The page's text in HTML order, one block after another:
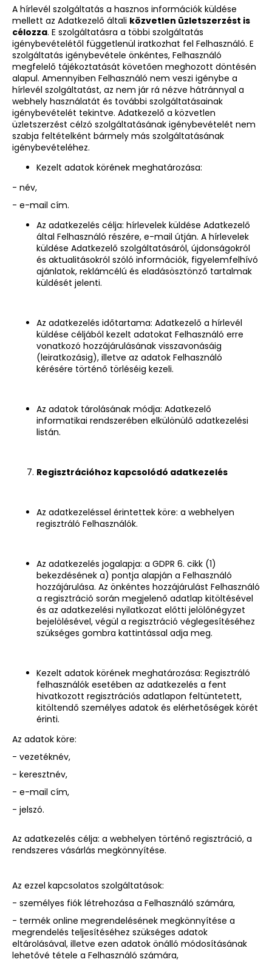
A hírlevél szolgáltatás a hasznos információk küldése
mellett az Adatkezelő általi közvetlen üzletszerzést is
célozza. E szolgáltatásra a többi szolgáltatás
igénybevételétől függetlenül iratkozhat fel Felhasználó. E
szolgáltatás igénybevétele önkéntes, Felhasználó
megfelelő tájékoztatását követően meghozott döntésén
alapul. Amennyiben Felhasználó nem veszi igénybe a
hírlevél szolgáltatást, az nem jár rá nézve hátránnyal a
webhely használatát és további szolgáltatásainak
igénybevételét tekintve. Adatkezelő a közvetlen
üzletszerzést célzó szolgáltatásának igénybevételét nem
szabja feltételként bármely más szolgáltatásának
igénybevételéhez.
Kezelt adatok körének meghatározása:
- név,
- e-mail cím.
Az adatkezelés célja: hírlevelek küldése Adatkezelő
által Felhasználó részére, e-mail útján. A hírlevelek
küldése Adatkezelő szolgáltatásáról, újdonságokról
és aktualitásokról szóló információk, figyelemfelhívó
ajánlatok, reklámcélú és eladásösztönző tartalmak
küldését jelenti.
Az adatkezelés időtartama: Adatkezelő a hírlevél
küldése céljából kezelt adatokat Felhasználó erre
vonatkozó hozzájárulásának visszavonásáig
(leiratkozásig), illetve az adatok Felhasználó
kérésére történő törléséig kezeli.
Az adatok tárolásának módja: Adatkezelő
informatikai rendszerében elkülönülő adatkezelési
listán.
Regisztrációhoz kapcsolódó adatkezelés
Az adatkezeléssel érintettek köre: a webhelyen
regisztráló Felhasználók.
Az adatkezelés jogalapja: a GDPR 6. cikk (1)
bekezdésének a) pontja alapján a Felhasználó
hozzájárulása. Az önkéntes hozzájárulást Felhasználó
a regisztráció során megjelenő adatlap kitöltésével
és az adatkezelési nyilatkozat előtti jelölőnégyzet
bejelölésével, végül a regisztráció véglegesítéséhez
szükséges gombra kattintással adja meg.
Kezelt adatok körének meghatározása: Regisztráló
felhasználók esetében az adatkezelés a fent
hivatkozott regisztrációs adatlapon feltüntetett,
kitöltendő személyes adatok és elérhetőségek körét
érinti.
Az adatok köre:
- vezetéknév,
- keresztnév,
- e-mail cím,
- jelszó.
Az adatkezelés célja: a webhelyen történő regisztráció, a
rendszeres vásárlás megkönnyítése.
Az ezzel kapcsolatos szolgáltatások:
- személyes fiók létrehozása a Felhasználó számára,
- termék online megrendelésének megkönnyítése a
megrendelés teljesítéséhez szükséges adatok
eltárolásával, illetve ezen adatok önálló módosításának
lehetővé tétele a Felhasználó számára,